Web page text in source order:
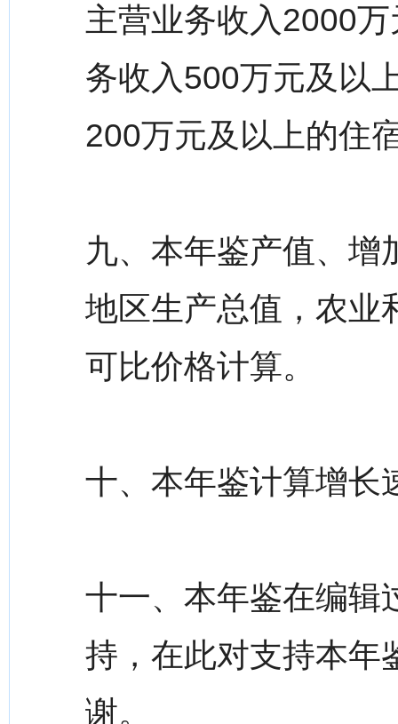
主营业务收入2000
务收入500万元及以
200万元及以上的住
九、本年鉴产值、增
地区生产总值，农业
可比价格计算。
十、本年鉴计算增长
十一、本年鉴在编辑
持，在此对支持本年
谢。